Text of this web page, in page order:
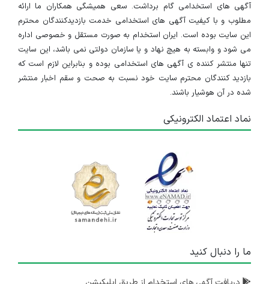
آگهی های استخدامی گام برداشت. سعی همیشگی همکاران ما ارائه
مطلوب و با کیفیت آگهی های استخدامی خدمت بازدیدکنندگان محترم
این سایت بوده است. ایران استخدام به صورت مستقل و خصوصی اداره
می شود و وابسته به هیچ نهاد و یا سازمان دولتی نمی باشد، این سایت
تنها منتشر کننده ی آگهی های استخدامی بوده و بنابراین لازم است که
بازدید کنندگان محترم سایت خود نسبت به صحت و سقم اخبار منتشر
شده در آن هوشیار باشند.
نماد اعتماد الکترونیکی
ما را دنبال کنید